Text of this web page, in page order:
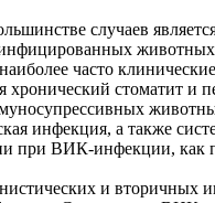
случаев
часто
стоматит и
инфекция, а также
при ВИК-инфекции,
и вторичных